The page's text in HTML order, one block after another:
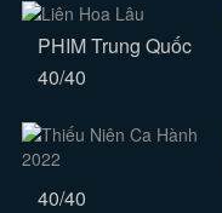
PHIM Trung Quốc
40/40
40/40